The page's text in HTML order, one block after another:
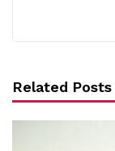
Related Posts